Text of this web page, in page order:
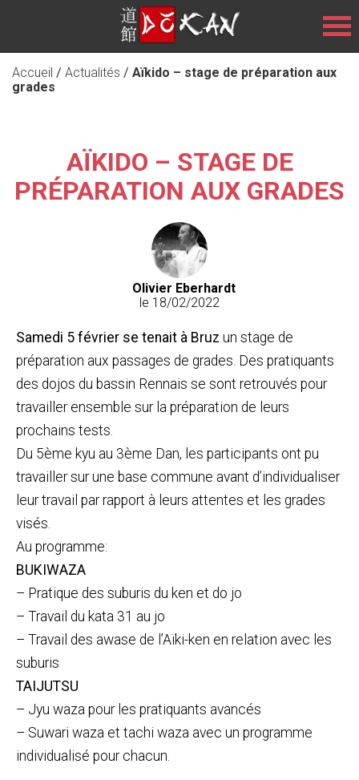
Accueil / Actualités / Aïkido – stage de préparation aux
grades
AÏKIDO – STAGE DE
PRÉPARATION AUX GRADES
Olivier Eberhardt
le 18/02/2022
Samedi 5 février se tenait à Bruz un stage de
préparation aux passages de grades. Des pratiquants
des dojos du bassin Rennais se sont retrouvés pour
travailler ensemble sur la préparation de leurs
prochains tests.
Du 5ème kyu au 3ème Dan, les participants ont pu
travailler sur une base commune avant d’individualiser
leur travail par rapport à leurs attentes et les grades
visés.
Au programme:
BUKIWAZA
– Pratique des suburis du ken et do jo
– Travail du kata 31 au jo
– Travail des awase de l’Aïki-ken en relation avec les
suburis
TAIJUTSU
– Jyu waza pour les pratiquants avancés
– Suwari waza et tachi waza avec un programme
individualisé pour chacun.